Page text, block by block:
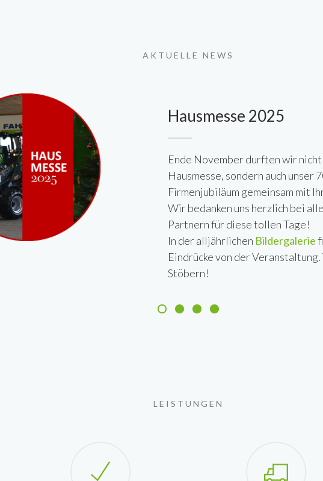
AKTUELLE NEWS
Hausmesse 2025
Ende November durften wir
Hausmesse, sondern auch unser
Firmenjubiläum gemeinsam mit
Wir bedanken uns herzlich bei
Partnern für diese tollen Tage!
In der alljährlichen Bildergalerie
Eindrücke von der
Stöbern!
LEISTUNGEN